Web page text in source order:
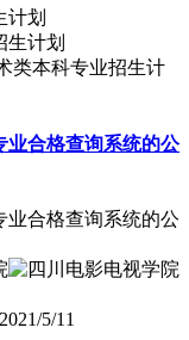
计划
类本科专业招生计
业合格查询系统的公
业合格查询系统的公
2021/5/11